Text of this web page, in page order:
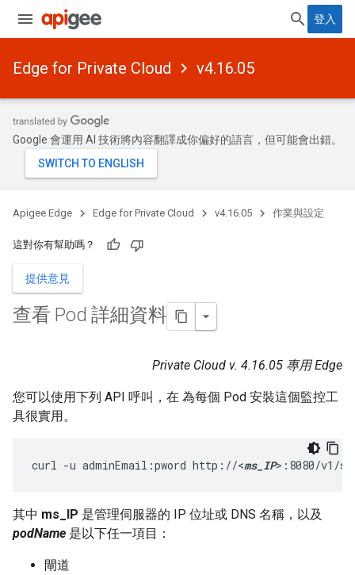
登入
Edge for Private Cloud v4.16.05
Google 會運用 AI 技術將內容翻譯成你偏好的語言，但可能會出錯。
Apigee Edge Edge for Private Cloud v4.16.05 作業與設定
這對你有幫助嗎？
提供意見
查看 Pod 詳細資料
Private Cloud v. 4.16.05 專用 Edge
您可以使用下列 API 呼叫，在 為每個 Pod 安裝這個監控工
具很實用。
curl -u adminEmail:pword http://<ms_IP>:8080/v1/
其中 ms_IP 是管理伺服器的 IP 位址或 DNS 名稱，以及
podName 是以下任一項目：
閘道